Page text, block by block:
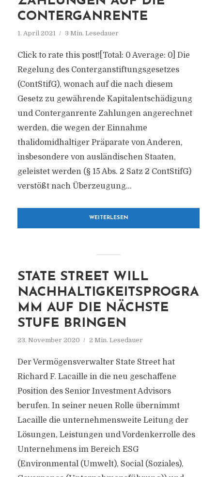
ONTERGANRENTE
1. April 2021 3 Min. Lesedauer
Click to rate this post![Total: 0 Average: 0] Die
Regelung des Conterganstiftungsgesetzes
(ContStifG), wonach auf die nach diesem
Gesetz zu gewährende Kapitalentschädigung
und Conterganrente Zahlungen angerechnet
werden, die wegen der Einnahme
thalidomidhaltiger Präparate von Anderen,
insbesondere von ausländischen Staaten,
geleistet werden (§ 15 Abs. 2 Satz 2 ContStifG)
verstößt nach Überzeugung...
WEITERLESEN
STATE STREET WILL
NACHHALTIGKEITSPROGRA
MM AUF DIE NÄCHSTE
STUFE BRINGEN
23. November 2020 2 Min. Lesedauer
Der Vermögensverwalter State Street hat
Richard F. Lacaille in die neu geschaffene
Position des Senior Investment Advisors
berufen. In seiner neuen Rolle übernimmt
Lacaille die unternehmensweite Leitung der
Lösungen, Leistungen und Vordenkerrolle des
Unternehmens im Bereich ESG
(Environmental (Umwelt), Social (Soziales),